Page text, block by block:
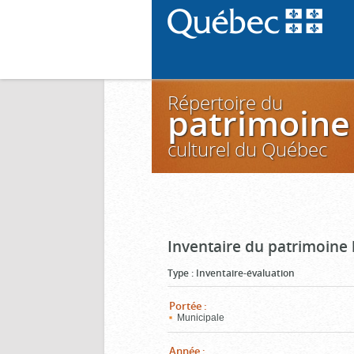
Répertoire du
patrimoine
culturel du Québec
Inventaire du patrimoine
Type : Inventaire-évaluation
Portée :
Municipale